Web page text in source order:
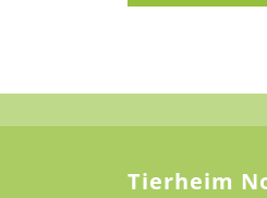
Tierheim